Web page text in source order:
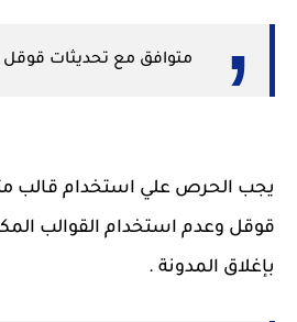
متوافق مع تحديثات قوقل
يجب الحرص علي استخدام قالب
قوقل وعدم استخدام القوالب
بإغلاق المدونة .